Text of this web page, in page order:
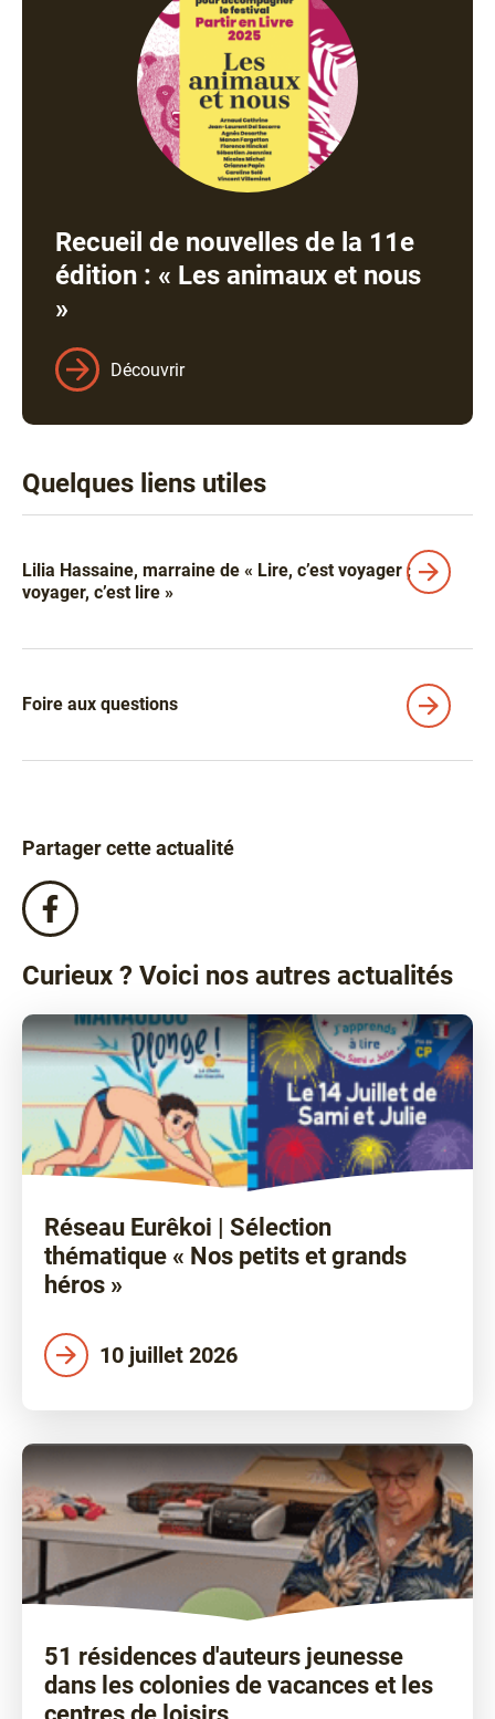
Recueil de nouvelles de la 11e
édition : « Les animaux et nous
»
Découvrir
Quelques liens utiles
Lilia Hassaine, marraine de « Lire, c’est voyager ;
voyager, c’est lire »
Foire aux questions
Partager cette actualité
Partagez
cette
actualité
sur
!
Curieux ? Voici nos autres actualités
Réseau Eurêkoi | Sélection
thématique « Nos petits et grands
héros »
10 juillet 2026
51 résidences d'auteurs jeunesse
dans les colonies de vacances et les